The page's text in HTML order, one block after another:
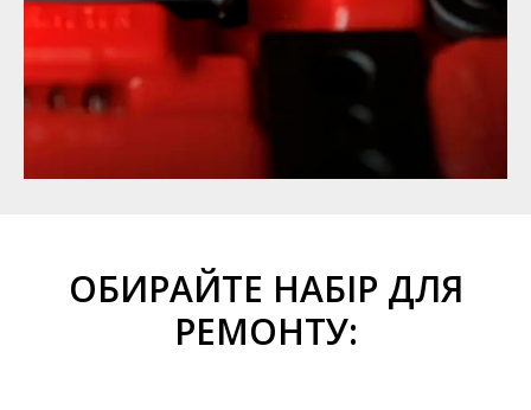
ОБИРАЙТЕ НАБІР ДЛЯ
РЕМОНТУ: